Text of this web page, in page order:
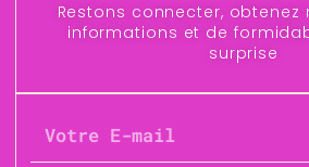
Restons connecter, obtenez
informations et de
surprise